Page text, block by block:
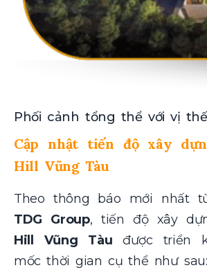
Phối cảnh tổng thể với vị
Cập nhật tiến độ xây
Hill Vũng Tàu
Theo thông báo mới nhất
TDG Group, tiến độ xây
Hill Vũng Tàu được triển
mốc thời gian cụ thể như sau: